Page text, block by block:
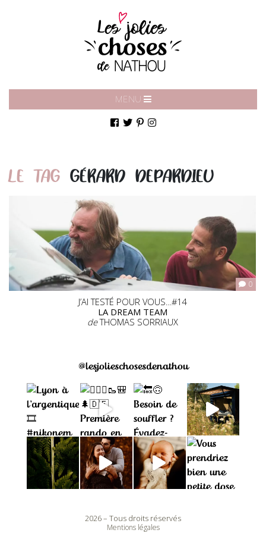
MENU
LE TAGGÉRARD DEPARDIEU
0
J’AI TESTÉ POUR VOUS…#14
LA DREAM TEAM
deTHOMAS SORRIAUX
@lesjolieschosesdenathou
2026 – Tous droits réservés
Mentions légales